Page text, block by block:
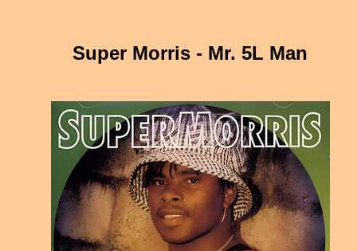
Super Morris - Mr. 5L Man